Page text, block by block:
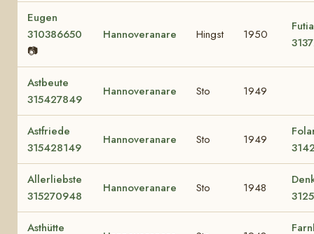
Eugen
310386650
📷
Hannoveranare Hingst 1950
Futia
Astbeute
315427849
Hannoveranare Sto 1949
Astfriede
315428149
Hannoveranare Sto 1949
Allerliebste
315270948
Hannoveranare Sto 1948
Asthütte